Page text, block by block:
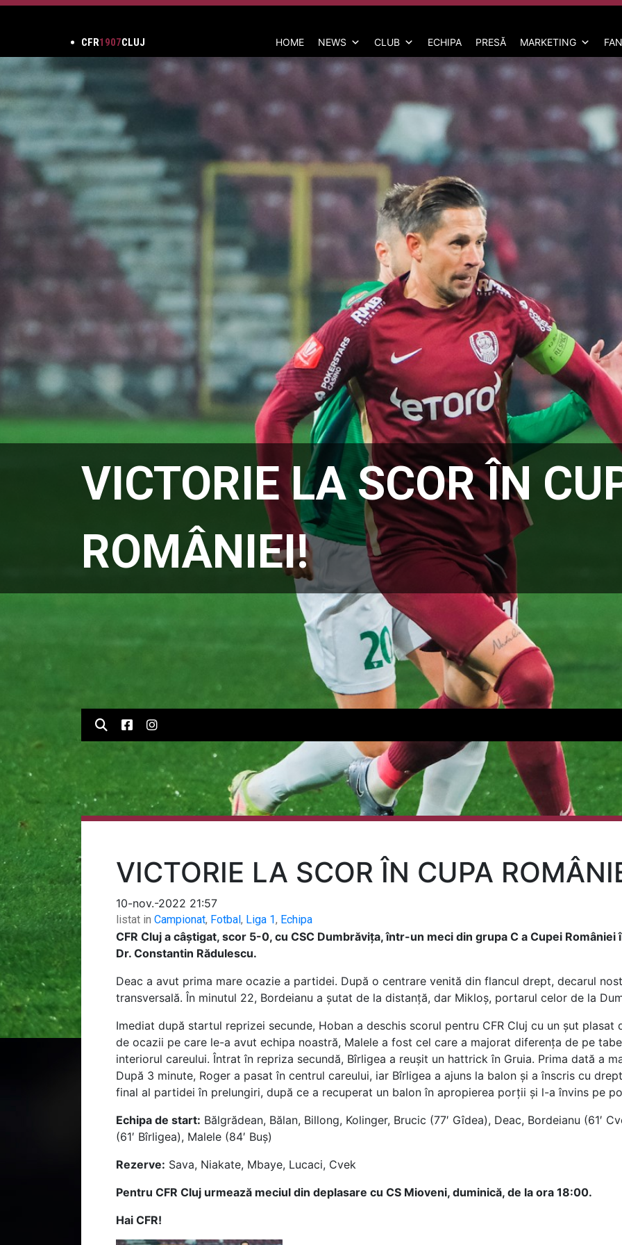
CFR1907CLUJ HOME NEWS CLUB ECHIPA PRESĂ MARKETING
VICTORIE LA SCOR ÎN
ROMÂNIEI!
VICTORIE LA SCOR ÎN CUPA
10-nov.-2022 21:57
listat in Campionat, Fotbal, Liga 1, Echipa
CFR Cluj a câștigat, scor 5-0, cu CSC Dumbrăvița, într-un meci din grupa C a Cupei
Dr. Constantin Rădulescu.
Deac a avut prima mare ocazie a partidei. După o centrare venită din flancul drept, decarul
transversală. În minutul 22, Bordeianu a șutat de la distanță, dar Mikloș, portarul celor de la
Imediat după startul reprizei secunde, Hoban a deschis scorul pentru CFR Cluj cu un șut plasat
de ocazii pe care le-a avut echipa noastră, Malele a fost cel care a majorat diferența de pe
interiorul careului. Întrat în repriza secundă, Bîrligea a reușit un hattrick în Gruia. Prima dată a
După 3 minute, Roger a pasat în centrul careului, iar Bîrligea a ajuns la balon și a înscris cu
final al partidei în prelungiri, după ce a recuperat un balon în apropierea porții și l-a învins pe
Echipa de start: Bălgrădean, Bălan, Billong, Kolinger, Brucic (77′ Gîdea), Deac, Bordeianu (61′
(61′ Bîrligea), Malele (84′ Buș)
Rezerve: Sava, Niakate, Mbaye, Lucaci, Cvek
Pentru CFR Cluj urmează meciul din deplasare cu CS Mioveni, duminică, de la ora 18:00.
Hai CFR!